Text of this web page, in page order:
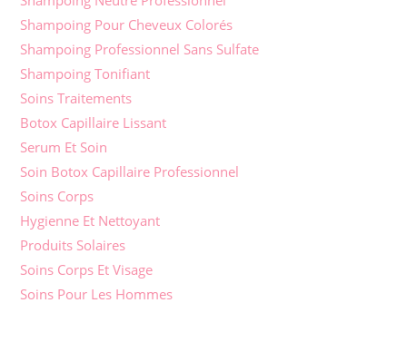
Shampoing Pour Cheveux Colorés
Shampoing Professionnel Sans Sulfate
Shampoing Tonifiant
Soins Traitements
Botox Capillaire Lissant
Serum Et Soin
Soin Botox Capillaire Professionnel
Soins Corps
Hygienne Et Nettoyant
Produits Solaires
Soins Corps Et Visage
Soins Pour Les Hommes